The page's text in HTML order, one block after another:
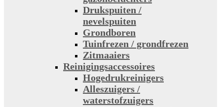
Drukspuiten /
nevelspuiten
Grondboren
Tuinfrezen / grondfrezen
Zitmaaiers
Reinigingsaccessoires
Hogedrukreinigers
Alleszuigers /
waterstofzuigers